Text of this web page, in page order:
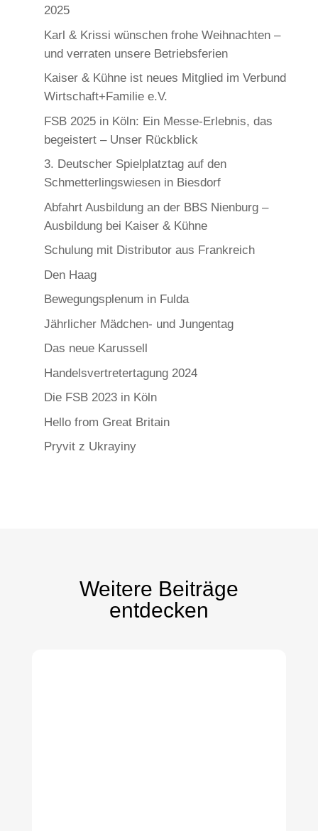
2025
Karl & Krissi wünschen frohe Weihnachten –
und verraten unsere Betriebsferien
Kaiser & Kühne ist neues Mitglied im Verbund
Wirtschaft+Familie e.V.
FSB 2025 in Köln: Ein Messe-Erlebnis, das
begeistert – Unser Rückblick
3. Deutscher Spielplatztag auf den
Schmetterlingswiesen in Biesdorf
Abfahrt Ausbildung an der BBS Nienburg –
Ausbildung bei Kaiser & Kühne
Schulung mit Distributor aus Frankreich
Den Haag
Bewegungsplenum in Fulda
Jährlicher Mädchen- und Jungentag
Das neue Karussell
Handelsvertretertagung 2024
Die FSB 2023 in Köln
Hello from Great Britain
Pryvit z Ukrayiny
Weitere Beiträge
entdecken